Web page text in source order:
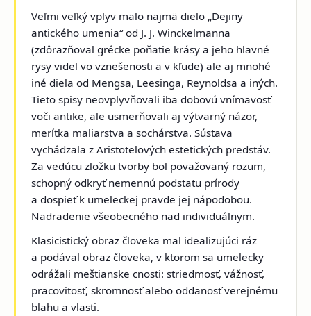
Veľmi veľký vplyv malo najmä dielo „Dejiny
antického umenia“ od J. J. Winckelmanna
(zdôrazňoval grécke poňatie krásy a jeho hlavné
rysy videl vo vznešenosti a v kľude) ale aj mnohé
iné diela od Mengsa, Leesinga, Reynoldsa a iných.
Tieto spisy neovplyvňovali iba dobovú vnímavosť
voči antike, ale usmerňovali aj výtvarný názor,
merítka maliarstva a sochárstva. Sústava
vychádzala z Aristotelových estetických predstáv.
Za vedúcu zložku tvorby bol považovaný rozum,
schopný odkryť nemennú podstatu prírody
a dospieť k umeleckej pravde jej nápodobou.
Nadradenie všeobecného nad individuálnym.
Klasicistický obraz človeka mal idealizujúci ráz
a podával obraz človeka, v ktorom sa umelecky
odrážali meštianske cnosti: striedmosť, vážnosť,
pracovitosť, skromnosť alebo oddanosť verejnému
blahu a vlasti.